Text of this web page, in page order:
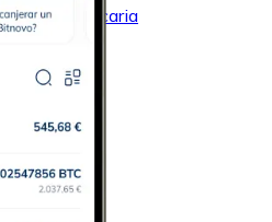
bancaria